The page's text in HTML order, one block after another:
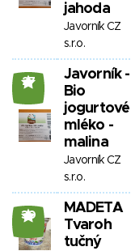
jahoda
Javorník CZ
s.r.o.
27
Javorník -
Bio
jogurtové
mléko -
malina
Javorník CZ
s.r.o.
30
MADETA
Tvaroh
tučný